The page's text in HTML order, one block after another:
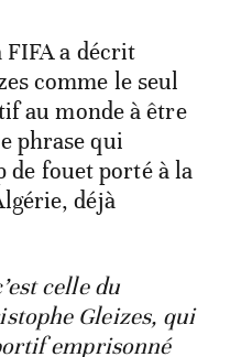
FIFA a décrit
comme le seul
au monde à être
phrase qui
de fouet porté à la
déjà
celle du
Gleizes, qui
emprisonné